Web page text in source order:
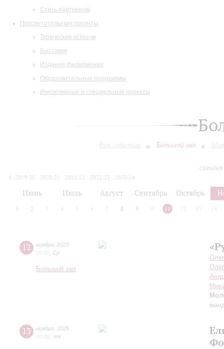
Стать партнером
Просветительские проекты
Творческие встречи
Выставки
Издания филармонии
Образовательные программы
Инклюзивные и специальные проекты
Все события Большой зал
2019/20
2020/21 2021/22 2022/23
2023/24
Июнь Июль Август Сентябрь Октябрь
1 2 3 4 5 6 7 8 9 10 11 12 13 14
12 ноября 2025
20:00 Ср
Большой зал
13 ноября 2025
20:00 Чт